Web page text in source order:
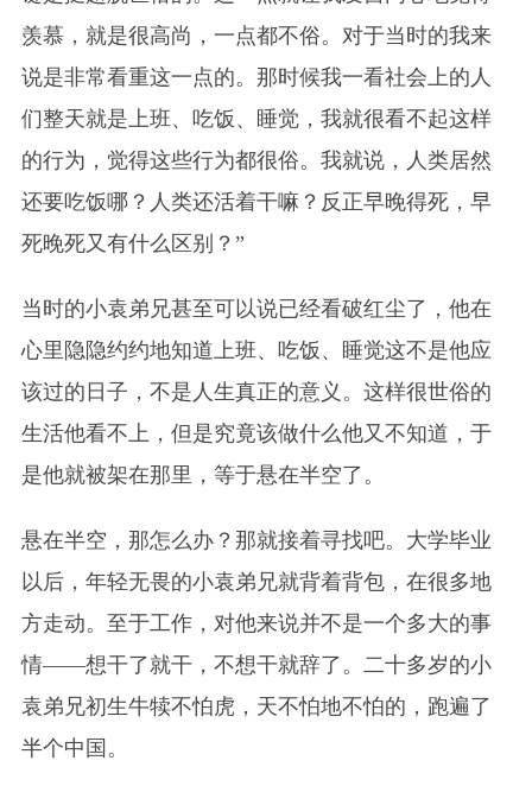
羡慕，就是很高尚，一点都不俗。对于当时的我来
说是非常看重这一点的。那时候我一看社会上的人
们整天就是上班、吃饭、睡觉，我就很看不起这样
的行为，觉得这些行为都很俗。我就说，人类居然
还要吃饭哪？人类还活着干嘛？反正早晚得死，早
死晚死又有什么区别？”
当时的小袁弟兄甚至可以说已经看破红尘了，他在
心里隐隐约约地知道上班、吃饭、睡觉这不是他应
该过的日子，不是人生真正的意义。这样很世俗的
生活他看不上，但是究竟该做什么他又不知道，于
是他就被架在那里，等于悬在半空了。
悬在半空，那怎么办？那就接着寻找吧。大学毕业
以后，年轻无畏的小袁弟兄就背着背包，在很多地
方走动。至于工作，对他来说并不是一个多大的事
情——想干了就干，不想干就辞了。二十多岁的小
袁弟兄初生牛犊不怕虎，天不怕地不怕的，跑遍了
半个中国。